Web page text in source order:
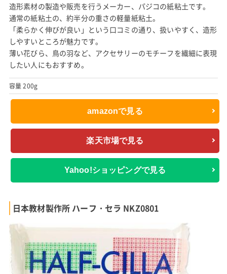
造形素材の製造や販売を行うメーカー、パジコの紙粘土です。
通常の紙粘土の、約半分の重さの軽量紙粘土。
「柔らかく伸びが良い」という口コミの通り、扱いやすく、造形
しやすいところが魅力です。
薄い花びら、鳥の羽など、アクセサリーのモチーフを繊細に表現
したい人にもおすすめ。
容量 200g
amazonで見る
楽天市場で見る
Yahoo!ショッピングで見る
日本教材製作所 ハーフ・セラ NKZ0801